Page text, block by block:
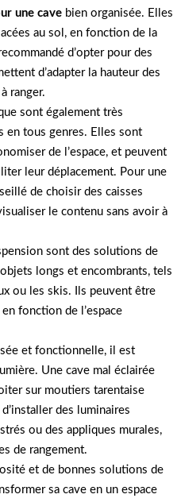
une cave bien organisée. Elles
au sol, en fonction de la
d’opter pour des
d’adapter la hauteur des
ranger.
sont également très
en tous genres. Elles sont
de l’espace, et peuvent
leur déplacement. Pour une
de choisir des caisses
le contenu sans avoir à
sont des solutions de
longs et encombrants, tels
ou les skis. Ils peuvent être
fonction de l’espace
et fonctionnelle, il est
Une cave mal éclairée
sur moutiers tarentaise
des luminaires
ou des appliques murales,
de rangement.
et de bonnes solutions de
sa cave en un espace